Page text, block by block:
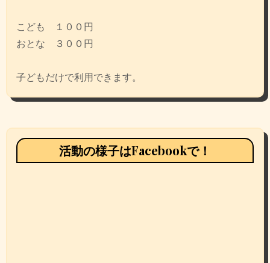
こども １００円
おとな ３００円
子どもだけで利用できます。
活動の様子はFacebookで！